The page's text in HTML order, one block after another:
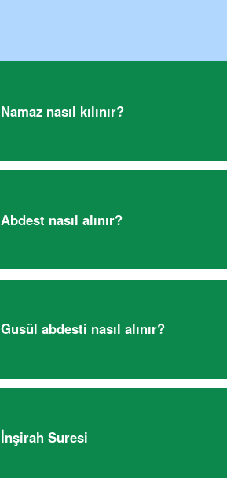
Namaz nasıl kılınır?
Abdest nasıl alınır?
Gusül abdesti nasıl alınır?
İnşirah Suresi